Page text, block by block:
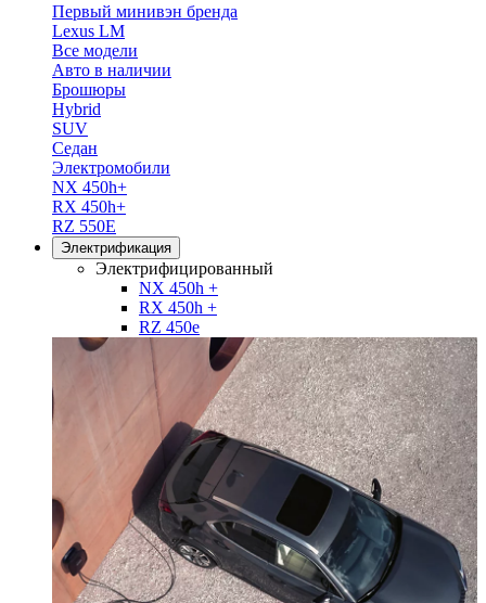
Первый минивэн бренда
Lexus LM
Все модели
Авто в наличии
Брошюры
Hybrid
SUV
Седан
Электромобили
NX 450h+
RX 450h+
RZ 550E
Электрификация
Электрифицированный
NX 450h +
RX 450h +
RZ 450e